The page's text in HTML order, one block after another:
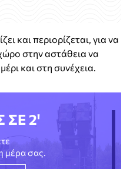
και περιορίζεται, για να
στην αστάθεια να
και στη συνέχεια.
ΣΕ 2'
μέρα σας.